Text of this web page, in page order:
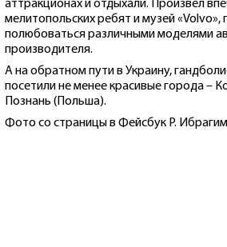
аттракционах и отдыхали. Произвел
мелитопольских ребят и музей «Volvo»,
полюбоваться различными моделями
производителя.
А на обратном пути в Украину,
посетили не менее красивые города –
Познань (Польша).
Фото со страницы в Фейсбук Р.